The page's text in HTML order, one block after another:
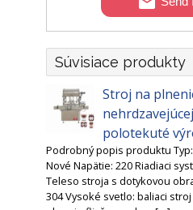
Súvisiace produkty
Stroj na
polotekuté
Podrobný popis produktu
Nové Napätie: 220 Riadiaci
Teleso stroja s dotykovou
304 Vysoké svetlo: baliaci